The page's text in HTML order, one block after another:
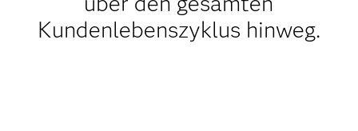
Kundenlebenszyklus hinweg.